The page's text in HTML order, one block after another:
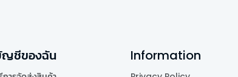
ชีของฉัน Information